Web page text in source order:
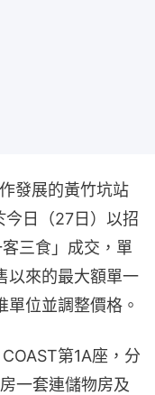
發展的黃竹坑站
今日（27日）以招
三食」成交，單
以來的最大額單一
位並調整價格。
第1A座，分
一套連儲物房及